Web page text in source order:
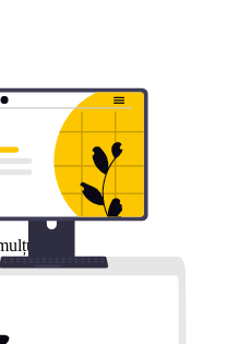
constant.